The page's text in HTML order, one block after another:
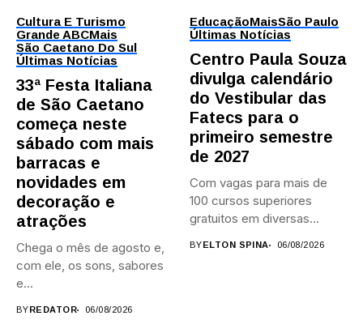
Cultura E Turismo
Grande ABCMais
São Caetano Do Sul
Últimas Notícias
33ª Festa Italiana
de São Caetano
começa neste
sábado com mais
barracas e
novidades em
decoração e
atrações
Chega o mês de agosto e,
com ele, os sons, sabores
e...
BYREDATOR 06/08/2026
EducaçãoMaisSão Paulo
Últimas Notícias
Centro Paula Souza
divulga calendário
do Vestibular das
Fatecs para o
primeiro semestre
de 2027
Com vagas para mais de
100 cursos superiores
gratuitos em diversas
BYELTON SPINA 06/08/2026